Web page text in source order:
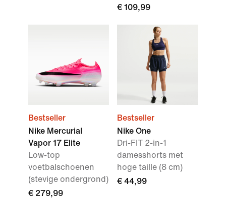
€ 109,99
Bestseller
Nike Mercurial
Vapor 17 Elite
Low-top
voetbalschoenen
(stevige ondergrond)
€ 279,99
Bestseller
Nike One
Dri-FIT 2-in-1
damesshorts met
hoge taille (8 cm)
€ 44,99